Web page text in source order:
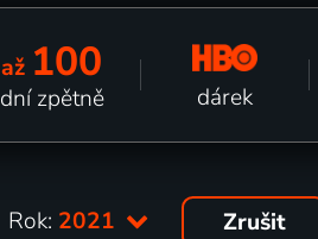
až 100
dní zpětně dárek
Rok: 2021 Zrušit